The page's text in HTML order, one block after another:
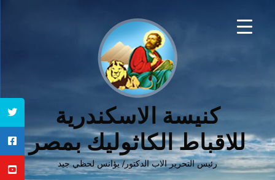
كنيسة الاسكندرية
للاقباط الكاثوليك بمصر
رئيس التحرير الاب الدكتور/ يؤانس لحظي جيد